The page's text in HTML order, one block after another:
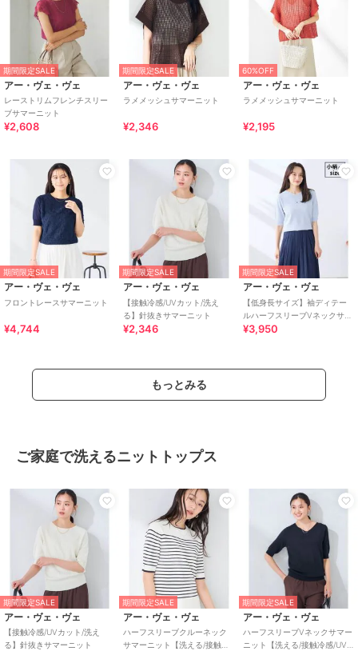
期間限定SALE
アー・ヴェ・ヴェ
レーストリムフレンチスリー
ブサマーニット
¥2,608
期間限定SALE
アー・ヴェ・ヴェ
ラメメッシュサマーニット
¥2,346
60%OFF
アー・ヴェ・ヴェ
ラメメッシュサマーニット
¥2,195
期間限定SALE
アー・ヴェ・ヴェ
フロントレースサマーニット
¥4,744
期間限定SALE
アー・ヴェ・ヴェ
【接触冷感/UVカット/洗え
る】針抜きサマーニット
¥2,346
期間限定SALE
アー・ヴェ・ヴェ
【低身長サイズ】袖ディテー
ルハーフスリーブVネックサマ
ーニット【洗える/接触冷
¥3,950
もっとみる
ご家庭で洗えるニットトップス
期間限定SALE
アー・ヴェ・ヴェ
【接触冷感/UVカット/洗え
る】針抜きサマーニット
期間限定SALE
アー・ヴェ・ヴェ
ハーフスリーブクルーネック
サマーニット【洗える/接触冷
期間限定SALE
アー・ヴェ・ヴェ
ハーフスリーブVネックサマー
ニット【洗える/接触冷感/UV